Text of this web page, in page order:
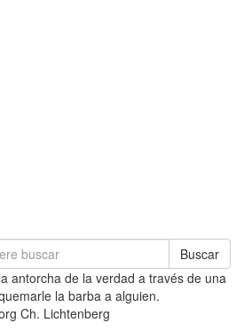
Buscar
antorcha de la verdad a través de una
la barba a alguien.
Ch. Lichtenberg